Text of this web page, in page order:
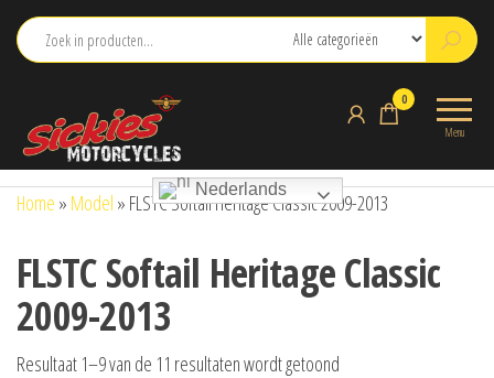
naar
Menu
0
Nederlands
Home » Model » FLSTC Softail Heritage Classic 2009-2013
FLSTC Softail Heritage Classic
2009-2013
Resultaat 1–9 van de 11 resultaten wordt getoond